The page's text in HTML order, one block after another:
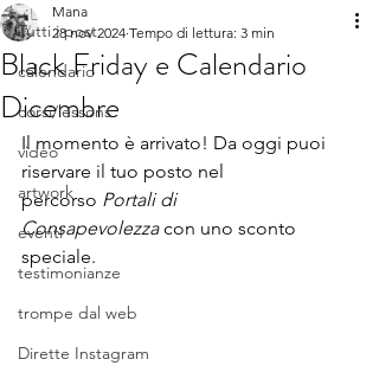
Tutti i post
calendario
corsi/lessons
video
artwork
eventi
testimonianze
trompe dal web
Dirette Instagram
Black Friday e Calendario
Dicembre
Mana
28 nov 2024 Tempo di lettura: 3 min
Il momento è arrivato! Da oggi puoi
riservare il tuo posto nel
percorso Portali di
Consapevolezza con uno sconto
speciale.